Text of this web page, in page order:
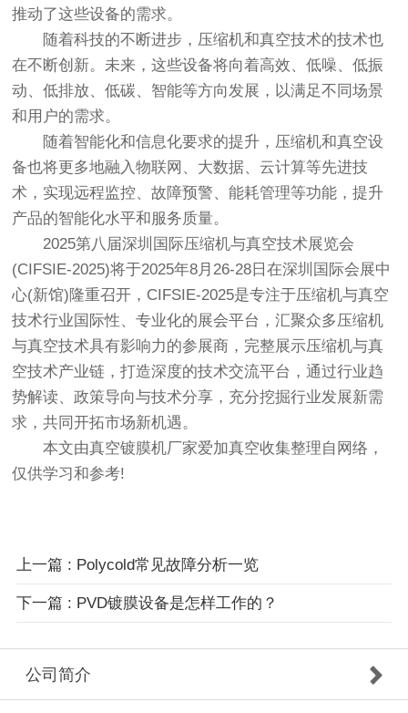
推动了这些设备的需求。
随着科技的不断进步，压缩机和真空技术的技术也
在不断创新。未来，这些设备将向着高效、低噪、低振
动、低排放、低碳、智能等方向发展，以满足不同场景
和用户的需求。
随着智能化和信息化要求的提升，压缩机和真空设
备也将更多地融入物联网、大数据、云计算等先进技
术，实现远程监控、故障预警、能耗管理等功能，提升
产品的智能化水平和服务质量。
2025第八届深圳国际压缩机与真空技术展览会
(CIFSIE-2025)将于2025年8月26-28日在深圳国际会展中
心(新馆)隆重召开，CIFSIE-2025是专注于压缩机与真空
技术行业国际性、专业化的展会平台，汇聚众多压缩机
与真空技术具有影响力的参展商，完整展示压缩机与真
空技术产业链，打造深度的技术交流平台，通过行业趋
势解读、政策导向与技术分享，充分挖掘行业发展新需
求，共同开拓市场新机遇。
本文由真空镀膜机厂家爱加真空收集整理自网络，
仅供学习和参考!
上一篇 : ‌Polycold常见故障分析一览
下一篇 : ‌PVD镀膜设备是怎样工作的？
公司简介